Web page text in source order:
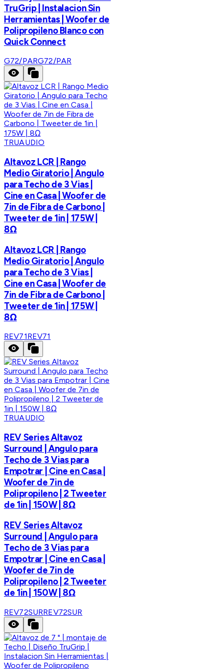
TruGrip | Instalacion Sin
Herramientas | Woofer de
Polipropileno Blanco con
Quick Connect
G72/PARG72/PAR
TRUAUDIO
Altavoz LCR | Rango
Medio Giratorio | Angulo
para Techo de 3 Vias |
Cine en Casa | Woofer de
7in de Fibra de Carbono |
Tweeter de 1in | 175W |
8Ω
Altavoz LCR | Rango
Medio Giratorio | Angulo
para Techo de 3 Vias |
Cine en Casa | Woofer de
7in de Fibra de Carbono |
Tweeter de 1in | 175W |
8Ω
REV71REV71
TRUAUDIO
REV Series Altavoz
Surround | Angulo para
Techo de 3 Vias para
Empotrar | Cine en Casa |
Woofer de 7in de
Polipropileno | 2 Tweeter
de 1in | 150W | 8Ω
REV Series Altavoz
Surround | Angulo para
Techo de 3 Vias para
Empotrar | Cine en Casa |
Woofer de 7in de
Polipropileno | 2 Tweeter
de 1in | 150W | 8Ω
REV72SURREV72SUR